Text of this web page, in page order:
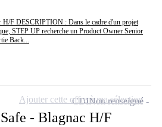
H/F DESCRIPTION : Dans le cadre d'un projet
STEP UP recherche un Product Owner Senior
Back...
- Blagnac H/F
CDINon renseigné
Ajouter cette offre à ma sélection